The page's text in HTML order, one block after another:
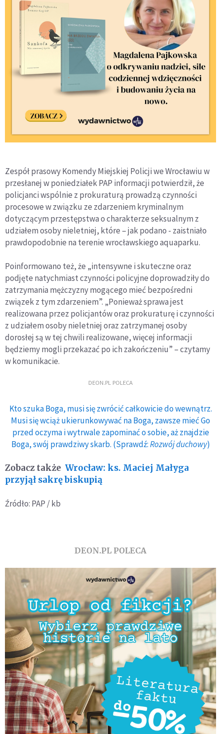
Zespół prasowy Komendy Miejskiej Policji we Wrocławiu w
przesłanej w poniedziałek PAP informacji potwierdził, że
policjanci wspólnie z prokuraturą prowadzą czynności
procesowe w związku ze zdarzeniem kryminalnym
dotyczącym przestępstwa o charakterze seksualnym z
udziałem osoby nieletniej, które – jak podano - zaistniało
prawdopodobnie na terenie wrocławskiego aquaparku.
Poinformowano też, że „intensywne i skuteczne oraz
podjęte natychmiast czynności policyjne doprowadziły do
zatrzymania mężczyzny mogącego mieć bezpośredni
związek z tym zdarzeniem”. „Ponieważ sprawa jest
realizowana przez policjantów oraz prokuraturę i czynności
z udziałem osoby nieletniej oraz zatrzymanej osoby
dorosłej są w tej chwili realizowane, więcej informacji
będziemy mogli przekazać po ich zakończeniu” – czytamy
w komunikacie.
DEON.PL POLECA
Kto szuka Boga, musi się zwrócić całkowicie do wewnątrz.
Musi się wciąż ukierunkowywać na Boga, zawsze mieć Go
przed oczyma i wytrwale zapominać o sobie, aż znajdzie
Boga, swój prawdziwy skarb. (Sprawdź:Rozwój duchowy)
Zobacz także Wrocław: ks. Maciej Małyga
przyjął sakrę biskupią
Źródło: PAP / kb
DEON.PL POLECA